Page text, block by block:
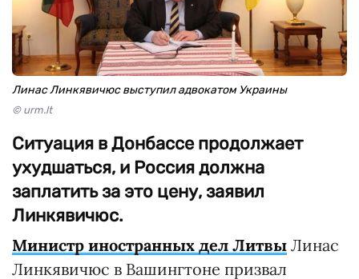
Линас Линкявичюс выступил адвокатом Украины
© urm.lt
Ситуация в Донбассе продолжает
ухудшаться, и Россия должна
заплатить за это цену, заявил
Линкявичюс.
Министр иностранных дел Литвы Линас
Линкявичюс в Вашингтоне призвал